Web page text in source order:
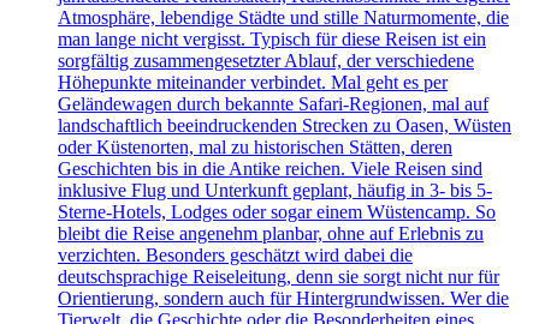
Atmosphäre, lebendige Städte und stille Naturmomente, die
man lange nicht vergisst. Typisch für diese Reisen ist ein
sorgfältig zusammengesetzter Ablauf, der verschiedene
Höhepunkte miteinander verbindet. Mal geht es per
Geländewagen durch bekannte Safari-Regionen, mal auf
landschaftlich beeindruckenden Strecken zu Oasen, Wüsten
oder Küstenorten, mal zu historischen Stätten, deren
Geschichten bis in die Antike reichen. Viele Reisen sind
inklusive Flug und Unterkunft geplant, häufig in 3- bis 5-
Sterne-Hotels, Lodges oder sogar einem Wüstencamp. So
bleibt die Reise angenehm planbar, ohne auf Erlebnis zu
verzichten. Besonders geschätzt wird dabei die
deutschsprachige Reiseleitung, denn sie sorgt nicht nur für
Orientierung, sondern auch für Hintergrundwissen. Wer die
Tierwelt, die Geschichte oder die Besonderheiten eines